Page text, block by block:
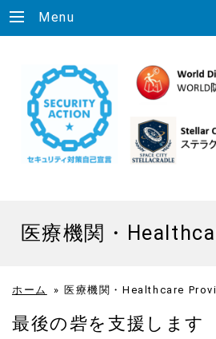
Menu
医療機関・
ホーム » 医療機関・Healthcare
最後の砦を支援します